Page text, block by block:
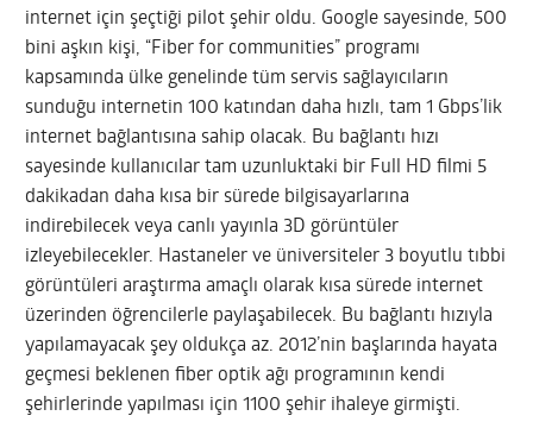
internet için şeçtiği pilot şehir oldu. Google sayesinde, 500
bini aşkın kişi, “Fiber for communities” programı
kapsamında ülke genelinde tüm servis sağlayıcıların
sunduğu internetin 100 katından daha hızlı, tam 1 Gbps’lik
internet bağlantısına sahip olacak. Bu bağlantı hızı
sayesinde kullanıcılar tam uzunluktaki bir Full HD filmi 5
dakikadan daha kısa bir sürede bilgisayarlarına
indirebilecek veya canlı yayınla 3D görüntüler
izleyebilecekler. Hastaneler ve üniversiteler 3 boyutlu tıbbi
görüntüleri araştırma amaçlı olarak kısa sürede internet
üzerinden öğrencilerle paylaşabilecek. Bu bağlantı hızıyla
yapılamayacak şey oldukça az. 2012’nin başlarında hayata
geçmesi beklenen fiber optik ağı programının kendi
şehirlerinde yapılması için 1100 şehir ihaleye girmişti.